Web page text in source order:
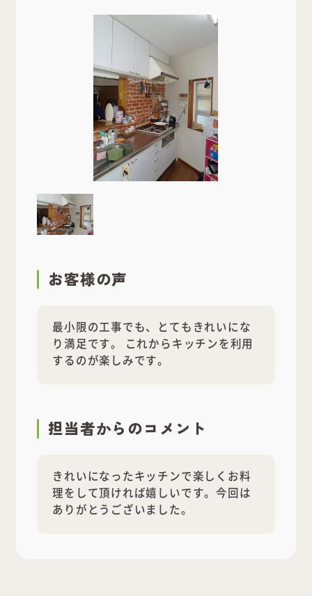
お客様の声
最小限の工事でも、とてもきれいにな
り満足です。 これからキッチンを利用
するのが楽しみです。
担当者からのコメント
きれいになったキッチンで楽しくお料
理をして頂ければ嬉しいです。今回は
ありがとうございました。